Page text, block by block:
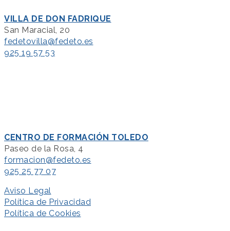
VILLA DE DON FADRIQUE
San Maracial, 20
fedetovilla@fedeto.es
925 19 57 53
CENTRO DE FORMACIÓN TOLEDO
Paseo de la Rosa, 4
formacion@fedeto.es
925 25 77 07
Aviso Legal
Política de Privacidad
Política de Cookies